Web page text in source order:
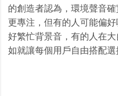
的創造者認為，環境聲音確
更專注，但有的人可能偏
好繁忙背景音，有的人在
如就讓每個用戶自由搭配選